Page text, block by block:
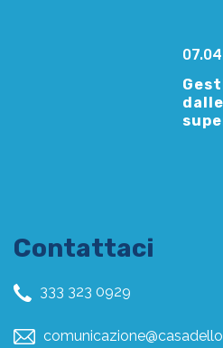
Contattaci
333 323 0929